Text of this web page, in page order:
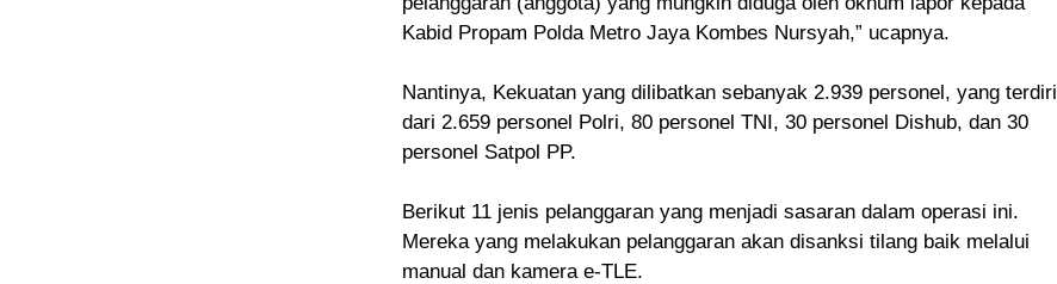
Kabid Propam Polda Metro Jaya Kombes Nursyah,” ucapnya.
Nantinya, Kekuatan yang dilibatkan sebanyak 2.939 personel, yang terdiri
dari 2.659 personel Polri, 80 personel TNI, 30 personel Dishub, dan 30
personel Satpol PP.
Berikut 11 jenis pelanggaran yang menjadi sasaran dalam operasi ini.
Mereka yang melakukan pelanggaran akan disanksi tilang baik melalui
manual dan kamera e-TLE.